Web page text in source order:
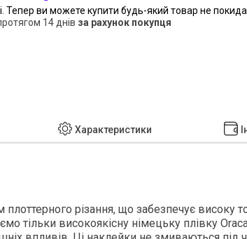
Тепер ви можете купити будь-який товар не
14 днів за рахунок покупця
Характеристики
різання, що забезпечує високу
тільки високоякісну німецьку плівку